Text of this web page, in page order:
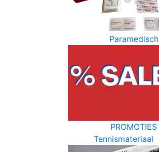
Paramedisch
PROMOTIES
Tennismateriaal